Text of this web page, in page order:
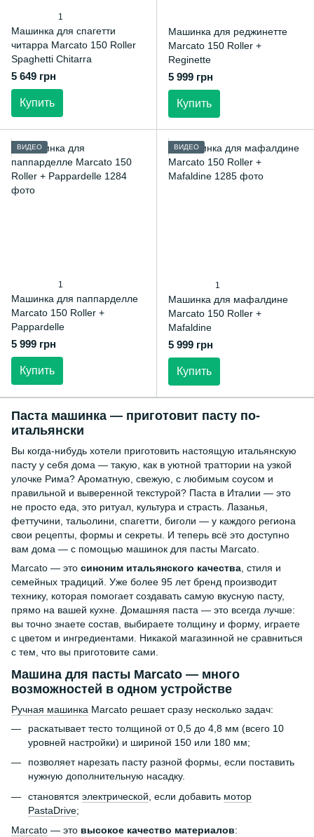
1
Машинка для спагетти
читарра Marcato 150 Roller
Spaghetti Chitarra
5 649 грн
Купить
Машинка для реджинетте
Marcato 150 Roller +
Reginette
5 999 грн
Купить
ВИДЕО
1
Машинка для паппарделле
Marcato 150 Roller +
Pappardelle
5 999 грн
Купить
ВИДЕО
1
Машинка для мафалдине
Marcato 150 Roller +
Mafaldine
5 999 грн
Купить
Паста машинка — приготовит пасту по-
итальянски
Вы когда-нибудь хотели приготовить настоящую итальянскую
пасту у себя дома — такую, как в уютной траттории на узкой
улочке Рима? Ароматную, свежую, с любимым соусом и
правильной и выверенной текстурой? Паста в Италии — это
не просто еда, это ритуал, культура и страсть. Лазанья,
феттучини, тальолини, спагетти, биголи — у каждого региона
свои рецепты, формы и секреты. И теперь всё это доступно
вам дома — с помощью машинок для пасты Marcato.
Marcato — это синоним итальянского качества, стиля и
семейных традиций. Уже более 95 лет бренд производит
технику, которая помогает создавать самую вкусную пасту,
прямо на вашей кухне. Домашняя паста — это всегда лучше:
вы точно знаете состав, выбираете толщину и форму, играете
с цветом и ингредиентами. Никакой магазинной не сравниться
с тем, что вы приготовите сами.
Машина для пасты Marcato — много
возможностей в одном устройстве
Ручная машинка Marcato решает сразу несколько задач:
раскатывает тесто толщиной от 0,5 до 4,8 мм (всего 10
уровней настройки) и шириной 150 или 180 мм;
позволяет нарезать пасту разной формы, если поставить
нужную дополнительную насадку.
становятся электрической , если добавить мотор
PastaDrive;
Marcato — это высокое качество материалов: